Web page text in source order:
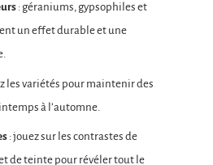
: géraniums, gypsophiles et
un effet durable et une
les variétés pour maintenir des
à l’automne.
: jouez sur les contrastes de
de teinte pour révéler tout le